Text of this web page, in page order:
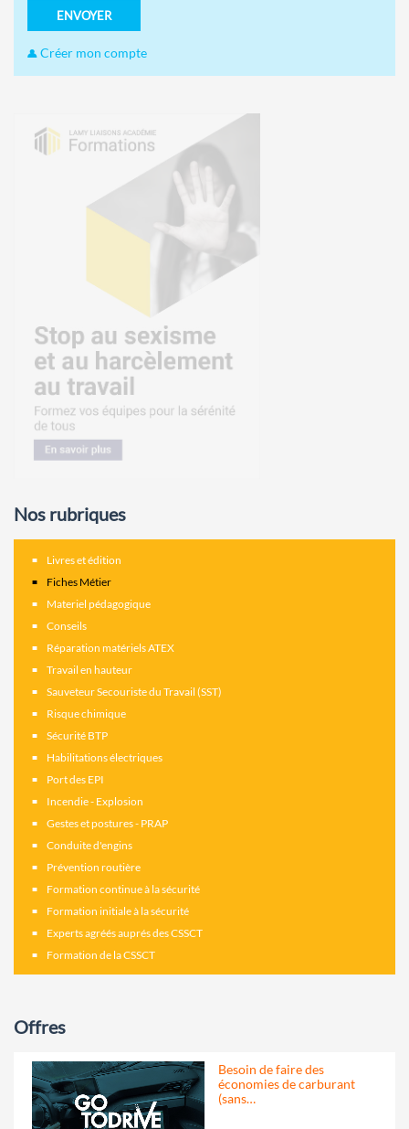
ENVOYER
Créer mon compte
Nos rubriques
Livres et édition
Fiches Métier
Materiel pédagogique
Conseils
Réparation matériels ATEX
Travail en hauteur
Sauveteur Secouriste du Travail (SST)
Risque chimique
Sécurité BTP
Habilitations électriques
Port des EPI
Incendie - Explosion
Gestes et postures - PRAP
Conduite d'engins
Prévention routière
Formation continue à la sécurité
Formation initiale à la sécurité
Experts agréés auprés des CSSCT
Formation de la CSSCT
Offres
Besoin de faire des
économies de carburant
(sans…